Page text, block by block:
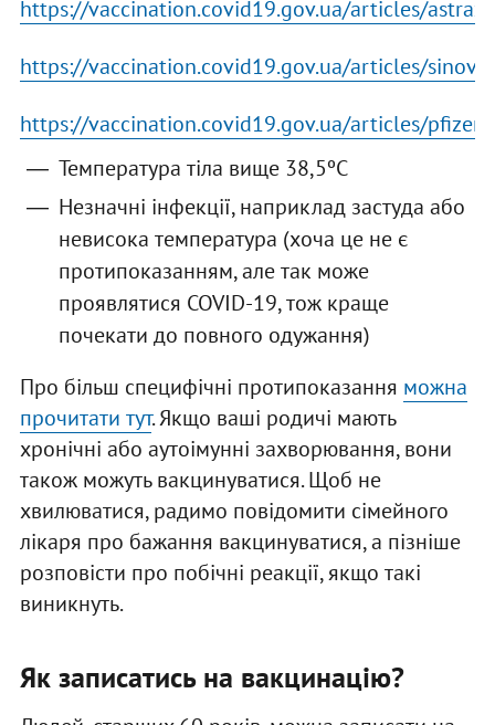
https://vaccination.covid19.gov.ua/articles/
https://vaccination.covid19.gov.ua/articles/
https://vaccination.covid19.gov.ua/articles/pfizer
Температура тіла вище 38,5ºC
Незначні інфекції, наприклад застуда або
невисока температура (хоча це не є
протипоказанням, але так може
проявлятися COVID-19, тож краще
почекати до повного одужання)
Про більш специфічні протипоказання можна
прочитати тут. Якщо ваші родичі мають
хронічні або аутоімунні захворювання, вони
також можуть вакцинуватися. Щоб не
хвилюватися, радимо повідомити сімейного
лікаря про бажання вакцинуватися, а пізніше
розповісти про побічні реакції, якщо такі
виникнуть.
Як записатись на вакцинацію?